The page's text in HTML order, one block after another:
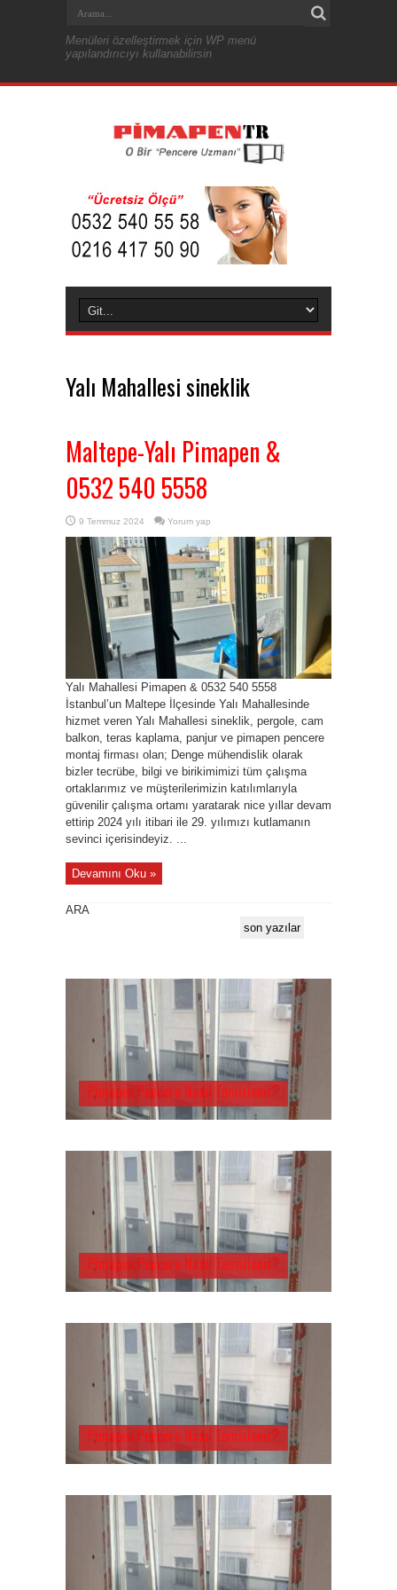
Menüleri özelleştirmek için WP menü
yapılandırıcıyı kullanabilirsin
Yalı Mahallesi sineklik
Maltepe-Yalı Pimapen &
0532 540 5558
9 Temmuz 2024 Yorum yap
Yalı Mahallesi Pimapen & 0532 540 5558
İstanbul’un Maltepe İlçesinde Yalı Mahallesinde
hizmet veren Yalı Mahallesi sineklik, pergole, cam
balkon, teras kaplama, panjur ve pimapen pencere
montaj firması olan; Denge mühendislik olarak
bizler tecrübe, bilgi ve birikimimizi tüm çalışma
ortaklarımız ve müşterilerimizin katılımlarıyla
güvenilir çalışma ortamı yaratarak nice yıllar devam
ettirip 2024 yılı itibari ile 29. yılımızı kutlamanın
sevinci içerisindeyiz. ...
Devamını Oku »
ARA
son yazılar
Pimapen Pencere Nasıl Temizlenir?
Pimapen Pencere Nasıl Temizlenir?
Pimapen Pencere Nasıl Temizlenir?